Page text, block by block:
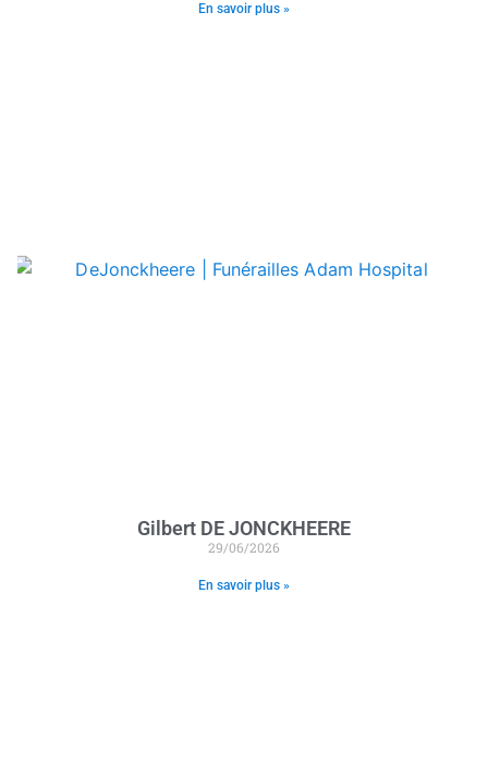
En savoir plus »
Gilbert DE JONCKHEERE
29/06/2026
En savoir plus »